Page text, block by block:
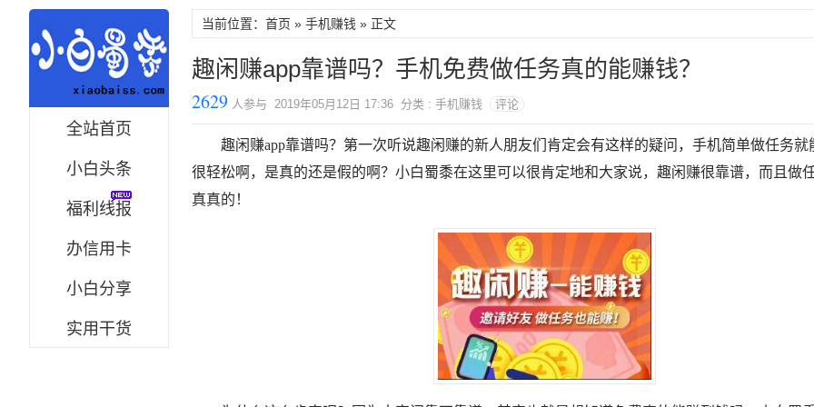
全站首页
小白头条
福利线报
办信用卡
小白分享
实用干货
当前位置：首页 » 手机赚钱 » 正文
趣闲赚app靠谱吗？手机免费做任务真的能赚钱？
2629 人参与 2019年05月12日 17:36 分类 : 手机赚钱 评论
趣闲赚app靠谱吗？第一次听说趣闲赚的新人朋友们肯定会有这样的疑问，手机简单做任务就
很轻松啊，是真的还是假的啊？小白蜀黍在这里可以很肯定地和大家说，趣闲赚很靠谱，而且做
真真的！